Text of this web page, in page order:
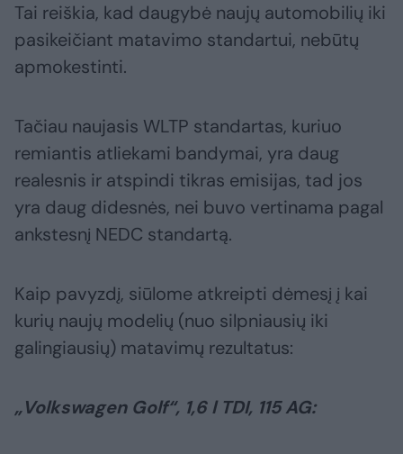
Tai reiškia, kad daugybė naujų automobilių iki
pasikeičiant matavimo standartui, nebūtų
apmokestinti.
Tačiau naujasis WLTP standartas, kuriuo
remiantis atliekami bandymai, yra daug
realesnis ir atspindi tikras emisijas, tad jos
yra daug didesnės, nei buvo vertinama pagal
ankstesnį NEDC standartą.
Kaip pavyzdį, siūlome atkreipti dėmesį į kai
kurių naujų modelių (nuo silpniausių iki
galingiausių) matavimų rezultatus:
„Volkswagen Golf“, 1,6 l TDI, 115 AG: